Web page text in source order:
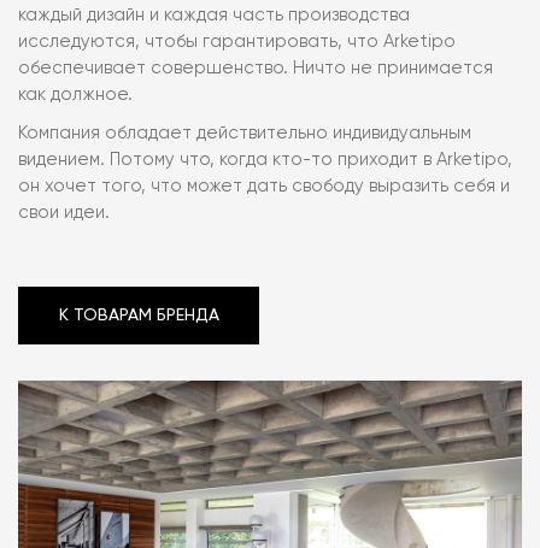
каждый дизайн и каждая часть производства
исследуются, чтобы гарантировать, что Arketipo
обеспечивает совершенство. Ничто не принимается
как должное.
Компания обладает действительно индивидуальным
видением. Потому что, когда кто-то приходит в Arketipo,
он хочет того, что может дать свободу выразить себя и
свои идеи.
К ТОВАРАМ БРЕНДА